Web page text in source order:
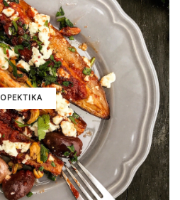
ΟΡΕΚΤΙΚΑ